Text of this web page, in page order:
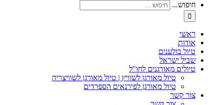
חיפוש...
ראשי
אודות
טיול בולענים
שביל ישראל
טיולים מאורגנים לחו"ל
טיול מאורגן לשוויץ | טיול מאורגן לשוויצריה
טיול מאורגן לפירנאים הספרדים
צור קשר